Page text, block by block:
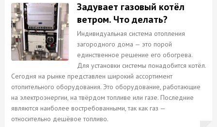
Задувает газовый котёл
ветром. Что делать?
Индивидуальная система отопления
загородного дома — это порой
единственное решение его обогрева.
Для установки системы понадобится котёл.
Сегодня на рынке представлен широкий ассортимент
отопительного оборудования. Это оборудование, работающие
на электроэнергии, на твёрдом топливе или газе. Последние
являются наиболее востребованными, так как газ —
относительно дешёвое топливо.